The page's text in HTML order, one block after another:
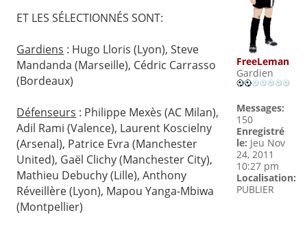
ET LES SÉLECTIONNÉS SONT:
Gardiens : Hugo Lloris (Lyon), Steve
Mandanda (Marseille), Cédric Carrasso
(Bordeaux)
Défenseurs : Philippe Mexès (AC Milan),
Adil Rami (Valence), Laurent Koscielny
(Arsenal), Patrice Evra (Manchester
United), Gaël Clichy (Manchester City),
Mathieu Debuchy (Lille), Anthony
Réveillère (Lyon), Mapou Yanga-Mbiwa
(Montpellier)
FreeLeman
Gardien
Messages:
150
Enregistré
le: Jeu Nov
24, 2011
10:27 pm
Localisation:
PUBLIER